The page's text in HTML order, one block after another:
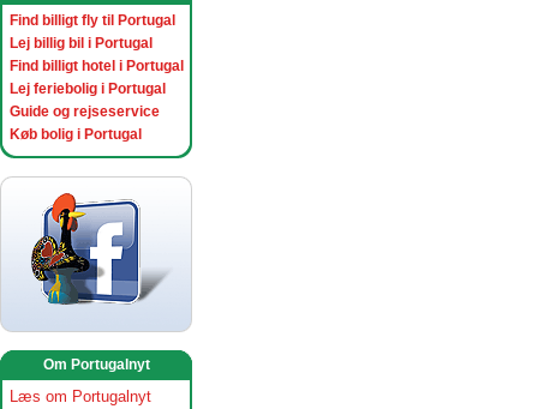
Find billigt fly til Portugal
Lej billig bil i Portugal
Find billigt hotel i Portugal
Lej feriebolig i Portugal
Guide og rejseservice
Køb bolig i Portugal
Om Portugalnyt
Læs om Portugalnyt